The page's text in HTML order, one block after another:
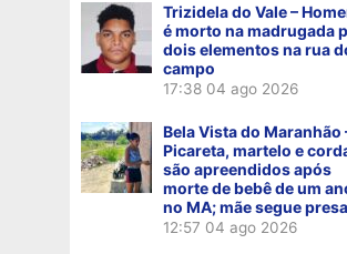
Trizidela do Vale –
é morto na madrugada
dois elementos na rua
campo
17:38 04 ago 2026
Bela Vista do Maranhão
Picareta, martelo e
são apreendidos após
morte de bebê de um
no MA; mãe segue presa
12:57 04 ago 2026